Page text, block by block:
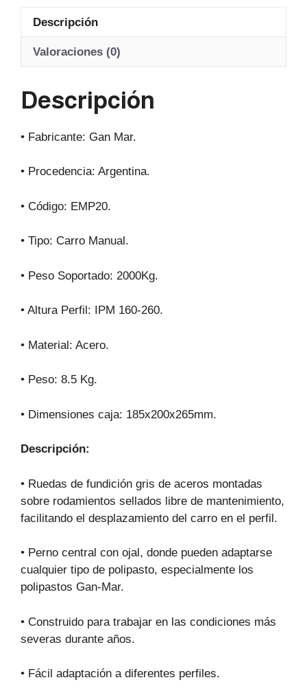
s
A
p
c
e
b
o
gr
a
Descripción
Valoraciones (0)
Descripción
• Fabricante: Gan Mar.
• Procedencia: Argentina.
• Código: EMP20.
• Tipo: Carro Manual.
• Peso Soportado: 2000Kg.
• Altura Perfil: IPM 160-260.
• Material: Acero.
• Peso: 8.5 Kg.
• Dimensiones caja: 185x200x265mm.
Descripción:
• Ruedas de fundición gris de aceros montadas
sobre rodamientos sellados libre de mantenimiento,
facilitando el desplazamiento del carro en el perfil.
• Perno central con ojal, donde pueden adaptarse
cualquier tipo de polipasto, especialmente los
polipastos Gan-Mar.
• Construido para trabajar en las condiciones más
severas durante años.
• Fácil adaptación a diferentes perfiles.